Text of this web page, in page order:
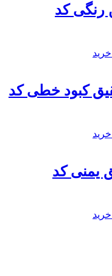
رنگی کد
کبود خطی کد
یمنی کد